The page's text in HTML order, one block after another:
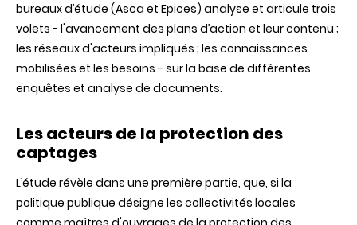
bureaux d’étude (Asca et Epices) analyse et articule trois
volets - l'avancement des plans d’action et leur contenu ;
les réseaux d'acteurs impliqués ; les connaissances
mobilisées et les besoins - sur la base de différentes
enquêtes et analyse de documents.
Les acteurs de la protection des
captages
L’étude révèle dans une première partie, que, si la
politique publique désigne les collectivités locales